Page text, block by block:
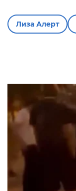
Лиза Алерт